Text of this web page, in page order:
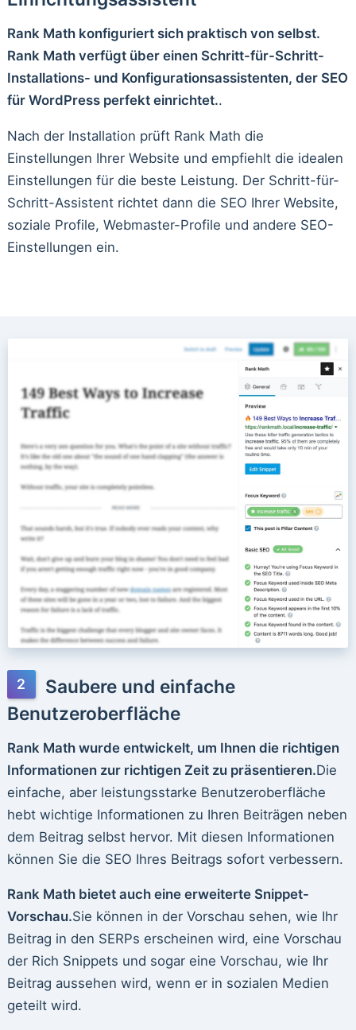
Rank Math konfiguriert sich praktisch von selbst.
Rank Math verfügt über einen Schritt-für-Schritt-
Installations- und Konfigurationsassistenten, der SEO
für WordPress perfekt einrichtet..
Nach der Installation prüft Rank Math die
Einstellungen Ihrer Website und empfiehlt die idealen
Einstellungen für die beste Leistung. Der Schritt-für-
Schritt-Assistent richtet dann die SEO Ihrer Website,
soziale Profile, Webmaster-Profile und andere SEO-
Einstellungen ein.
Saubere und einfache
Benutzeroberfläche
Rank Math wurde entwickelt, um Ihnen die richtigen
Informationen zur richtigen Zeit zu präsentieren.Die
einfache, aber leistungsstarke Benutzeroberfläche
hebt wichtige Informationen zu Ihren Beiträgen neben
dem Beitrag selbst hervor. Mit diesen Informationen
können Sie die SEO Ihres Beitrags sofort verbessern.
Rank Math bietet auch eine erweiterte Snippet-
Vorschau.Sie können in der Vorschau sehen, wie Ihr
Beitrag in den SERPs erscheinen wird, eine Vorschau
der Rich Snippets und sogar eine Vorschau, wie Ihr
Beitrag aussehen wird, wenn er in sozialen Medien
geteilt wird.